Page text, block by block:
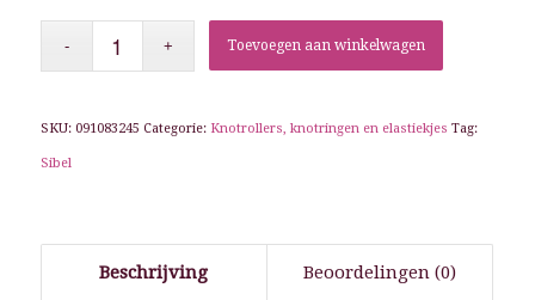
Toevoegen aan winkelwagen
SKU: 091083245 Categorie: Knotrollers, knotringen en elastiekjes Tag:
Sibel
Beschrijving Beoordelingen (0)